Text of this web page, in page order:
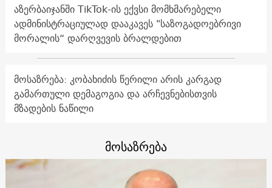
აზერბაიჯანში TikTok-ის ექვსი მომხმარებელი
ადმინისტრაციულად დააკავეს "საზოგადოებრივი
მორალის“ დარღვევის ბრალდებით
მოსაზრება: კობახიძის წერილი არის კარგად
გამართული დემაგოგია და არჩევნებისთვის
მზადების ნაწილი
მოსაზრება